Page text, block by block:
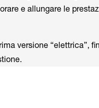
e allungare le
versione “elettrica”,